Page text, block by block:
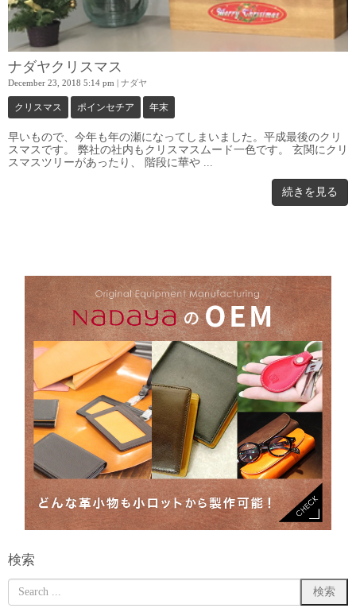
ナダヤクリスマス
December 23, 2018 5:14 pm | ナダヤ
クリスマス ポインセチア 年末
早いもので、今年も年の瀬になってしまいました。平成最後のクリ
スマスです。 弊社の社内もクリスマスムード一色です。 玄関にクリ
スマスツリーがあったり、 階段に華や ...
続きを見る
検索